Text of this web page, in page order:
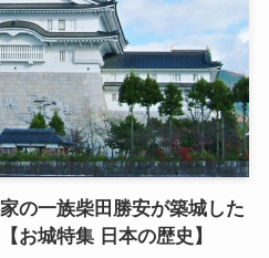
の一族柴田勝安が築城した
お城特集 日本の歴史】